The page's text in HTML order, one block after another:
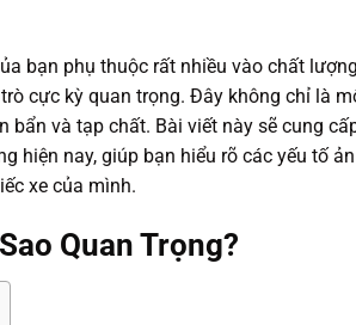
bạn phụ thuộc rất nhiều vào chất
cực kỳ quan trọng. Đây không chỉ là
bẩn và tạp chất. Bài viết này sẽ cung
hiện nay, giúp bạn hiểu rõ các yếu tố
xe của mình.
Quan Trọng?